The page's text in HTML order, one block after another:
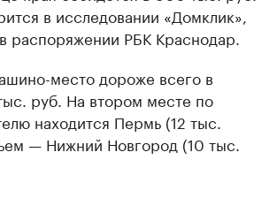
в исследовании «Домклик»,
распоряжении РБК Краснодар.
место дороже всего в
руб. На втором месте по
находится Пермь (12 тыс.
— Нижний Новгород (10 тыс.